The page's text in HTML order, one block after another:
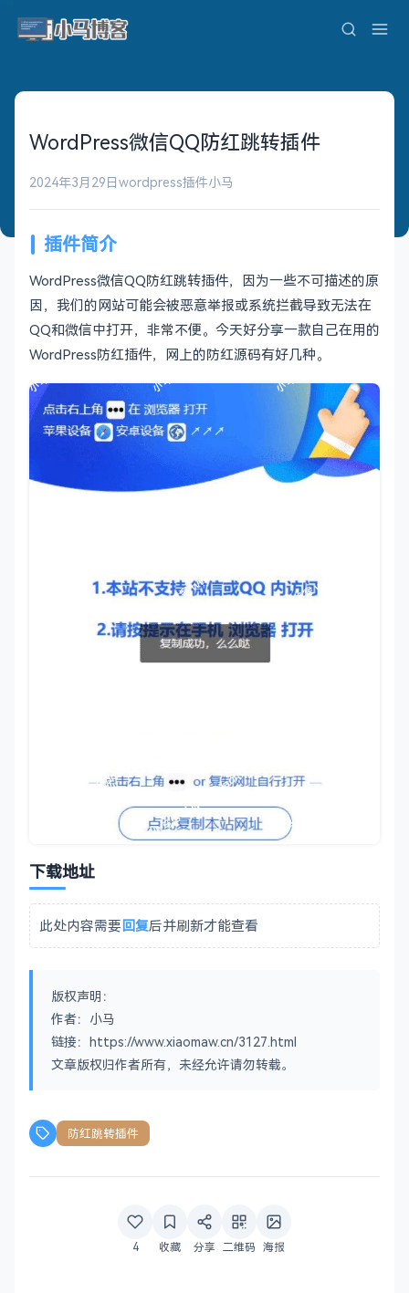
WordPress微信QQ防红跳转插件
2024年3月29日wordpress插件小马
插件简介
WordPress微信QQ防红跳转插件，因为一些不可描述的原
因，我们的网站可能会被恶意举报或系统拦截导致无法在
QQ和微信中打开，非常不便。今天好分享一款自己在用的
WordPress防红插件，网上的防红源码有好几种。
下载地址
此处内容需要回复后并刷新才能查看
版权声明：
作者：小马
链接：https://www.xiaomaw.cn/3127.html
文章版权归作者所有，未经允许请勿转载。
防红跳转插件
4 收藏 分享 二维码 海报